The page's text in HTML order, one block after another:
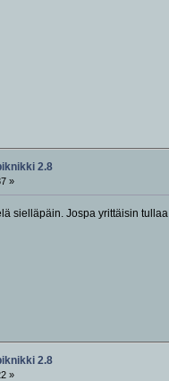
2.8
»
sielläpäin. Jospa yrittäisin tullaa
2.8
»